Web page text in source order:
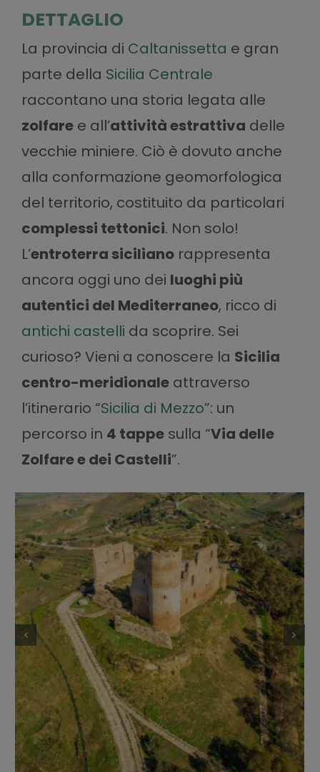
DETTAGLIO
La provincia di Caltanissetta e gran
parte della Sicilia Centrale
raccontano una storia legata alle
zolfaree all’attività estrattiva delle
vecchie miniere. Ciò è dovuto anche
alla conformazione geomorfologica
del territorio, costituito da particolari
complessi tettonici. Non solo!
L’entroterra sicilianorappresenta
ancora oggi uno dei luoghi più
autentici del Mediterraneo, ricco di
antichi castelli da scoprire. Sei
curioso? Vieni a conoscere la Sicilia
centro-meridionaleattraverso
l’itinerario “Sicilia di Mezzo”: un
percorso in 4 tappesulla “Via delle
Zolfare e dei Castelli”.